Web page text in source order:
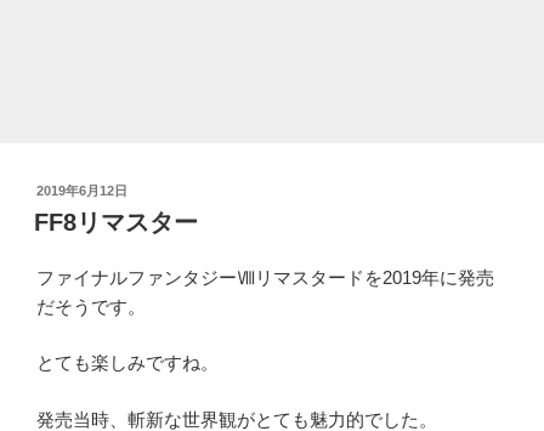
投
稿
日:
2019年6月12日
FF8リマスター
ファイナルファンタジーⅧリマスタードを2019年に発売
だそうです。
とても楽しみですね。
発売当時、斬新な世界観がとても魅力的でした。